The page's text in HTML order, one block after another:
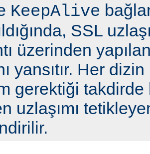
KeepAlive
SSL
üzerinden
yansıtır. Her
gerektiği takdirde
uzlaşımı